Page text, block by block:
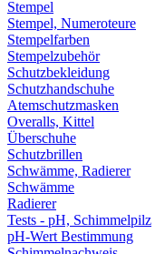
Stempel
Stempel, Numeroteure
Stempelfarben
Stempelzubehör
Schutzbekleidung
Schutzhandschuhe
Atemschutzmasken
Overalls, Kittel
Überschuhe
Schutzbrillen
Schwämme, Radierer
Schwämme
Radierer
Tests - pH, Schimmelpilz
pH-Wert Bestimmung